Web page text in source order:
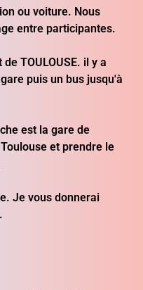
ou voiture. Nous
entre participantes.
TOULOUSE. il y a
puis un bus jusqu'à
est la gare de
et prendre le
Je vous donnerai